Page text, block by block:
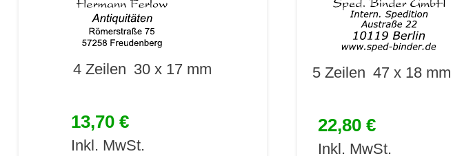
4 Zeilen 30 x 17 mm
13,70 €
Inkl. MwSt.
5 Zeilen 47 x 18 mm
22,80 €
Inkl. MwSt.